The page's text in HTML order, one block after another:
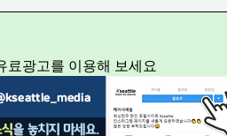
료광고를 이용해 보세요